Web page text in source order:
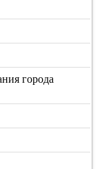
города